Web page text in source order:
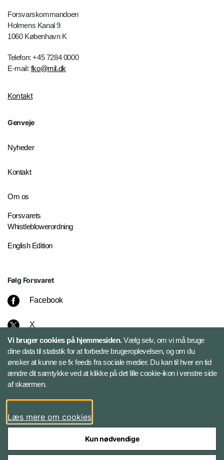
Forsvarskommandoen
Holmens Kanal 9
1060 København K
Telefon: +45 7284 0000
E-mail: fko@mil.dk
Kontakt
Genveje
Nyheder
Kontakt
Om os
Forsvarets
Whistleblowerordning
English Edition
Følg Forsvaret
Facebook
X
Instagram
Bluesky
LinkedIn
Vi bruger cookies på hjemmesiden.Vælg selv, om vi må bruge
dine data til statistik for at forbedre brugeroplevelsen, og om du
ønsker at kunne se fx feeds fra sociale medier. Du kan til hver en tid
ændre dit samtykke ved at klikke på det lille cookie-ikon i venstre side
af skærmen.
Læs mere om cookies
Kun nødvendige